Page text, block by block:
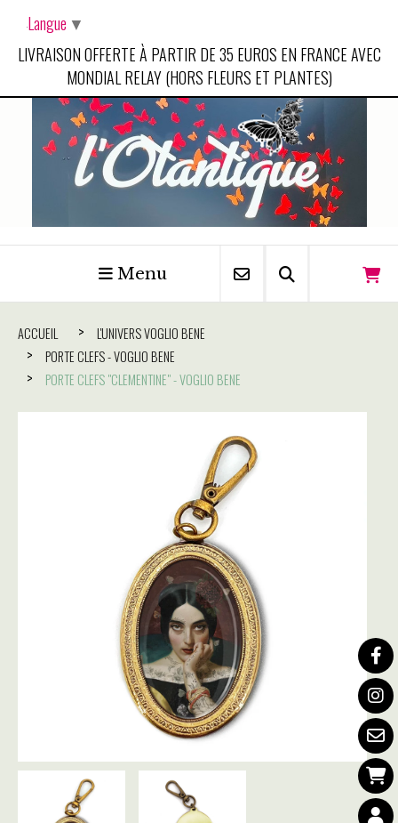
LIVRAISON OFFERTE À PARTIR DE 35 EUROS EN FRANCE AVEC
MONDIAL RELAY (HORS FLEURS ET PLANTES)
Menu
ACCUEIL
L'UNIVERS VOGLIO BENE
PORTE CLEFS - VOGLIO BENE
PORTE CLEFS "CLEMENTINE" - VOGLIO BENE
Langue ▼